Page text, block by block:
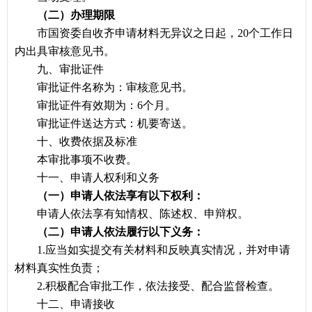
（二）办理期限
市国资委自收齐申请材料无异议之日起，20个工作日
内出具审核意见书。
九、审批证件
审批证件名称为：审核意见书。
审批证件有效期为：6个月。
审批证件送达方式：机要寄送。
十、收费依据及标准
本审批事项不收费。
十一、申请人权利和义务
（一）申请人依法享有以下权利：
申请人依法享有知情权、陈述权、申辩权。
（二）申请人依法履行以下义务：
1.应当如实提交有关材料和反映真实情况，并对申请
材料真实性负责；
2.积极配合审批工作，依法接受、配合监督检查。
十二、申请接收